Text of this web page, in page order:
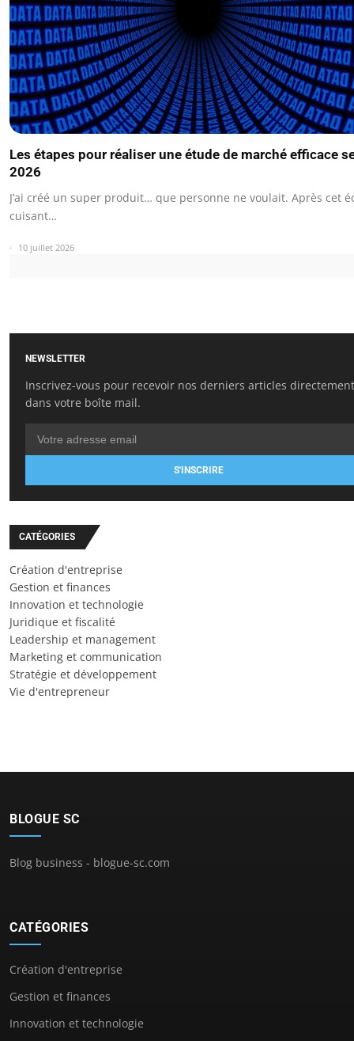
Les étapes pour réaliser une étude de marché efficace
2026
J’ai créé un super produit… que personne ne voulait. Après cet
cuisant…
10 juillet 2026
NEWSLETTER
Inscrivez-vous pour recevoir nos derniers articles directement
dans votre boîte mail.
S'INSCRIRE
CATÉGORIES
Création d'entreprise
Gestion et finances
Innovation et technologie
Juridique et fiscalité
Leadership et management
Marketing et communication
Stratégie et développement
Vie d'entrepreneur
BLOGUE SC
Blog business - blogue-sc.com
CATÉGORIES
Création d'entreprise
Gestion et finances
Innovation et technologie